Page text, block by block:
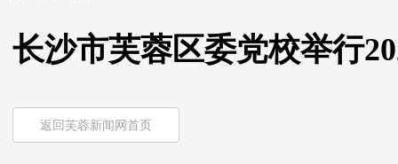
长沙市芙蓉区委党校举行
返回芙蓉新闻网首页